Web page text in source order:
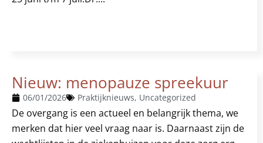
Nieuw: menopauze spreekuur
06/01/2026 Praktijknieuws, Uncategorized
De overgang is een actueel en belangrijk thema, we
merken dat hier veel vraag naar is. Daarnaast zijn de